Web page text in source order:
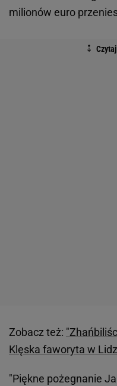
milionów euro
Zobacz też:
Klęska faworyta w
"Piękne pożegnanie